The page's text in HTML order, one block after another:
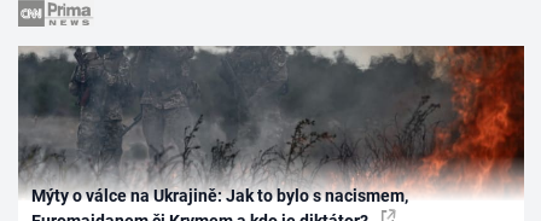
Mýty o válce na Ukrajině: Jak to bylo s nacismem,